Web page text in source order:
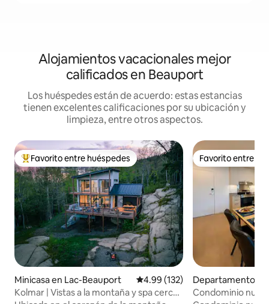
Alojamientos vacacionales mejor
calificados en Beauport
Los huéspedes están de acuerdo: estas estancias
tienen excelentes calificaciones por su ubicación y
limpieza, entre otros aspectos.
De los mejores en Favorito entre huéspedes
Favorito entre huéspedes
Minicasa en Lac-Beauport Calificación promedio: 4.99 de
4.99 (132)
Kolmar | Vistas a la montaña y spa cerca
Favorito entre
Favorito entre
Departamento
Condominio